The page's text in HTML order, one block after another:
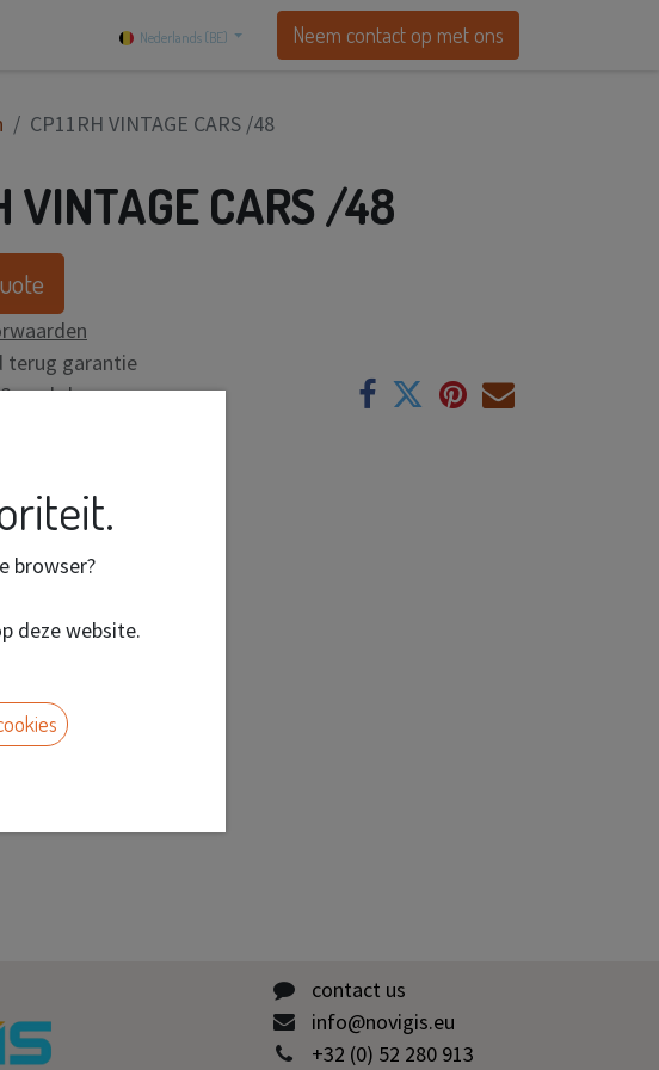
Nederlands (BE) Neem contact op met ons
CP11RH VINTAGE CARS /48
VINTAGE CARS /48
terug garantie
werkdagen
contact us
info@novigis.eu
+32 (0) 52 280 913
browser?
deze website.